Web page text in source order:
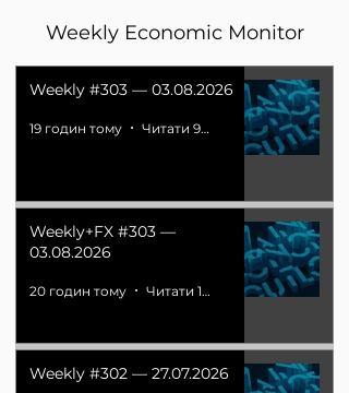
Weekly Economic Monitor
Weekly #303 — 03.08.2026
19 годин тому Читати 9 хв
Weekly+FX #303 —
03.08.2026
20 годин тому Читати 15 хв
Weekly #302 — 27.07.2026